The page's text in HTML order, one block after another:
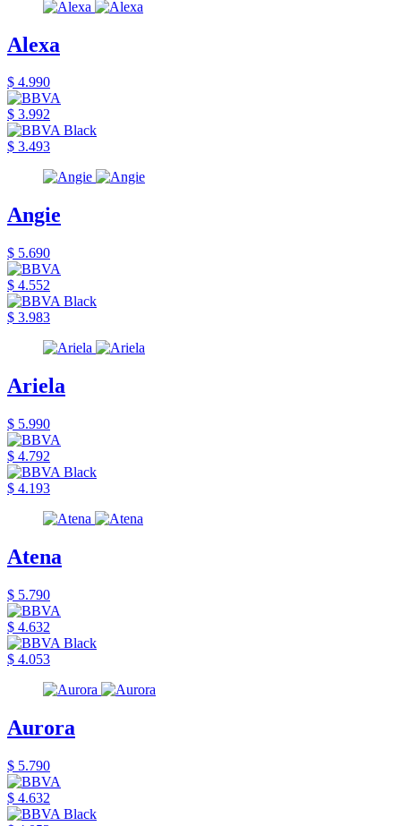
Alexa
$ 4.990
$ 3.992
$ 3.493
Angie
$ 5.690
$ 4.552
$ 3.983
Ariela
$ 5.990
$ 4.792
$ 4.193
Atena
$ 5.790
$ 4.632
$ 4.053
Aurora
$ 5.790
$ 4.632